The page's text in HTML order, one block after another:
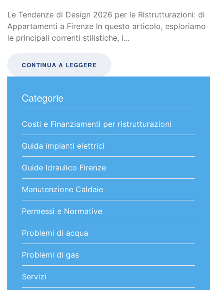
TENDENZE
DI
DESIGN
2026
RISTRUTTURAZIONI
FIRENZE
Le Tendenze di Design 2026 per le Ristrutturazioni: di
Appartamenti a Firenze In questo articolo, esploriamo
le principali correnti stilistiche, i...
CONTINUA A LEGGERE
Categorie
Costi e Finanziamenti per ristrutturazioni
Guida impianti elettrici
Guide Idraulico Firenze
Manutenzione Caldaie
Permessi e Normative
Problemi di acqua
Problemi di gas
Servizi